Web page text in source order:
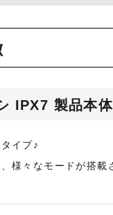
IPX7 製品本
イプ♪
様々なモードが搭載